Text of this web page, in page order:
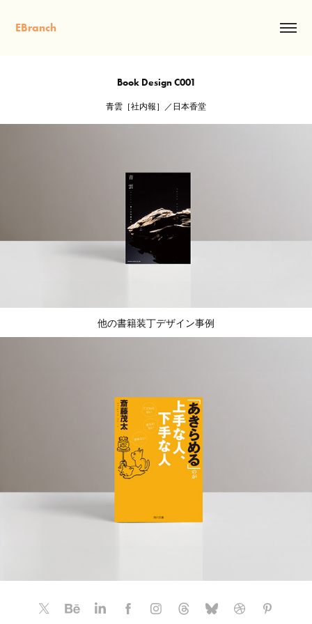
EBranch
Book Design C001
青雲［社内報］／日本香堂
他の書籍装丁デザイン事例